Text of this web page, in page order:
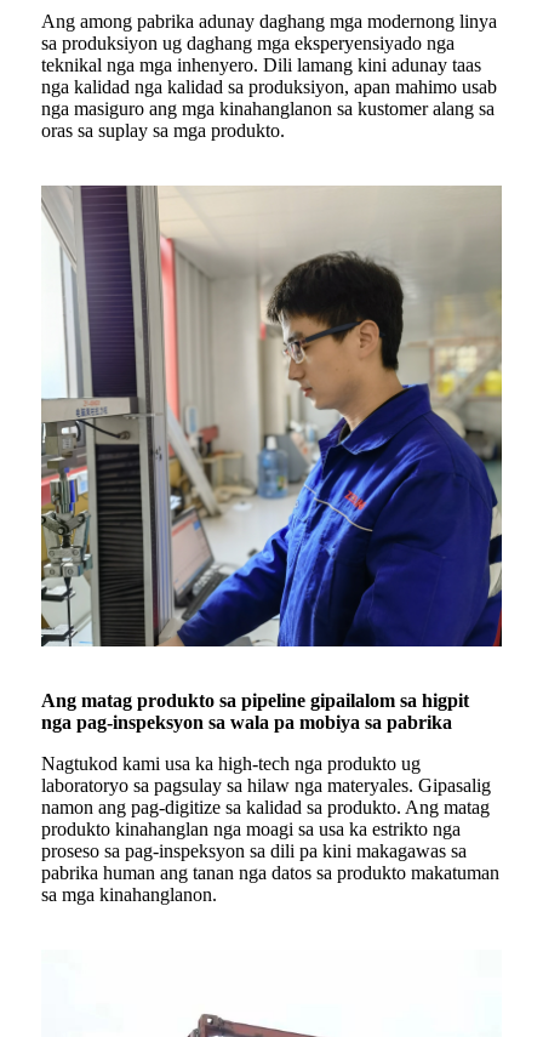
Ang among pabrika adunay daghang mga modernong linya
sa produksiyon ug daghang mga eksperyensiyado nga
teknikal nga mga inhenyero. Dili lamang kini adunay taas
nga kalidad nga kalidad sa produksiyon, apan mahimo usab
nga masiguro ang mga kinahanglanon sa kustomer alang sa
oras sa suplay sa mga produkto.
Ang matag produkto sa pipeline gipailalom sa higpit
nga pag-inspeksyon sa wala pa mobiya sa pabrika
Nagtukod kami usa ka high-tech nga produkto ug
laboratoryo sa pagsulay sa hilaw nga materyales. Gipasalig
namon ang pag-digitize sa kalidad sa produkto. Ang matag
produkto kinahanglan nga moagi sa usa ka estrikto nga
proseso sa pag-inspeksyon sa dili pa kini makagawas sa
pabrika human ang tanan nga datos sa produkto makatuman
sa mga kinahanglanon.